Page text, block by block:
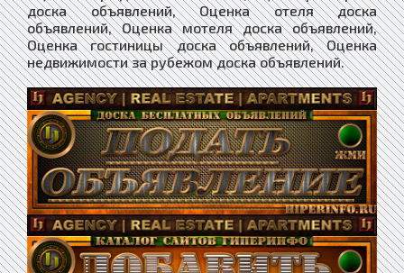
доска объявлений, Оценка отеля доска
объявлений, Оценка мотеля доска объявлений,
Оценка гостиницы доска объявлений, Оценка
недвижимости за рубежом доска объявлений.